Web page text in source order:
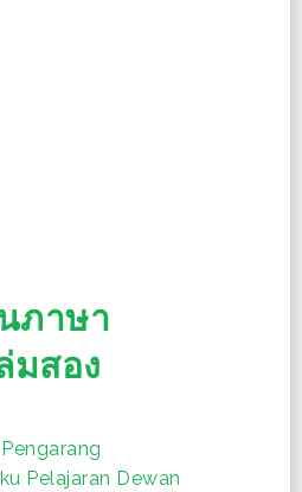
ภาษา
มสอง
Pelajaran Dewan